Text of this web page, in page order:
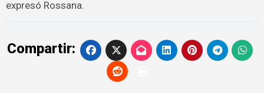
expresó Rossana.
Compartir: